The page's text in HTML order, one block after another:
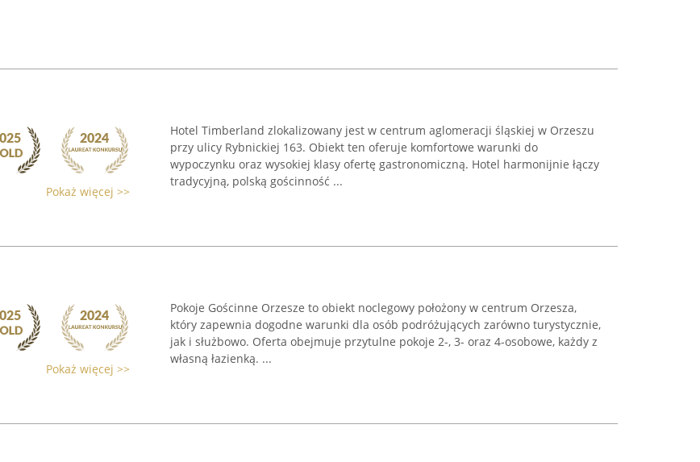
Pokaż więcej >>
Hotel Timberland zlokalizowany jest w centrum aglomeracji śląskiej w Orzeszu
przy ulicy Rybnickiej 163. Obiekt ten oferuje komfortowe warunki do
wypoczynku oraz wysokiej klasy ofertę gastronomiczną. Hotel harmonijnie łączy
tradycyjną, polską gościnność ...
Pokaż więcej >>
Pokoje Gościnne Orzesze to obiekt noclegowy położony w centrum Orzesza,
który zapewnia dogodne warunki dla osób podróżujących zarówno turystycznie,
jak i służbowo. Oferta obejmuje przytulne pokoje 2-, 3- oraz 4-osobowe, każdy z
własną łazienką. ...